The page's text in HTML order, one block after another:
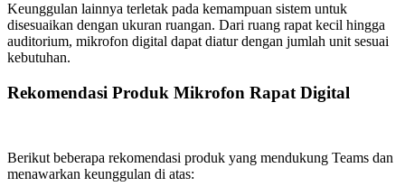
Keunggulan lainnya terletak pada kemampuan sistem untuk
disesuaikan dengan ukuran ruangan. Dari ruang rapat kecil hingga
auditorium, mikrofon digital dapat diatur dengan jumlah unit sesuai
kebutuhan.
Rekomendasi Produk Mikrofon Rapat Digital
Berikut beberapa rekomendasi produk yang mendukung Teams dan
menawarkan keunggulan di atas: